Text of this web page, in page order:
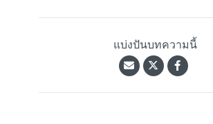
แบ่งปันบทความนี้